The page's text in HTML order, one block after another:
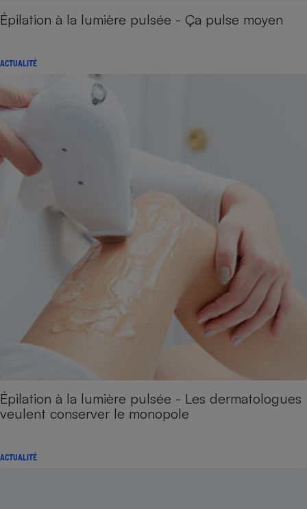
Épilation à la lumière pulsée - Ça pulse moyen
ACTUALITÉ
Épilation à la lumière pulsée - Les dermatologues
veulent conserver le monopole
ACTUALITÉ